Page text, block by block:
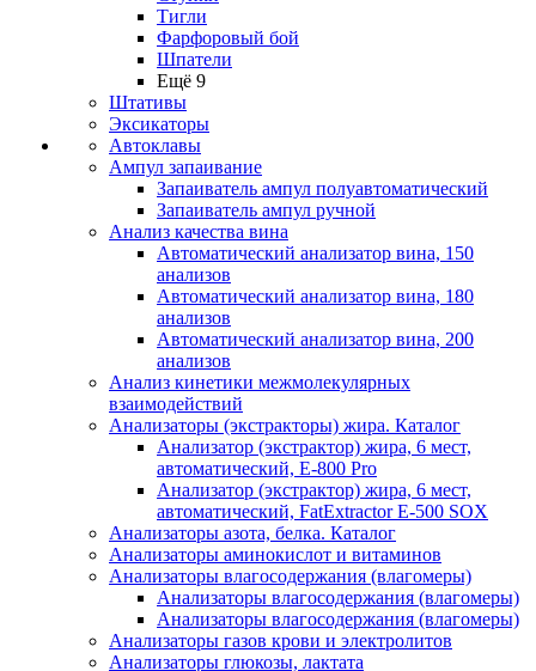
Тигли
Фарфоровый бой
Шпатели
Ещё 9
Штативы
Эксикаторы
Автоклавы
Ампул запаивание
Запаиватель ампул полуавтоматический
Запаиватель ампул ручной
Анализ качества вина
Автоматический анализатор вина, 150
анализов
Автоматический анализатор вина, 180
анализов
Автоматический анализатор вина, 200
анализов
Анализ кинетики межмолекулярных
взаимодействий
Анализаторы (экстракторы) жира. Каталог
Анализатор (экстрактор) жира, 6 мест,
автоматический, E-800 Pro
Анализатор (экстрактор) жира, 6 мест,
автоматический, FatExtractor E-500 SOX
Анализаторы азота, белка. Каталог
Анализаторы аминокислот и витаминов
Анализаторы влагосодержания (влагомеры)
Анализаторы влагосодержания (влагомеры)
Анализаторы влагосодержания (влагомеры)
Анализаторы газов крови и электролитов
Анализаторы глюкозы, лактата